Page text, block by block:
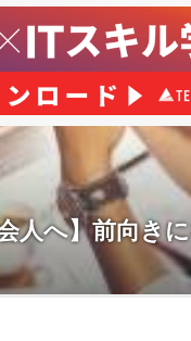
人へ】前向き